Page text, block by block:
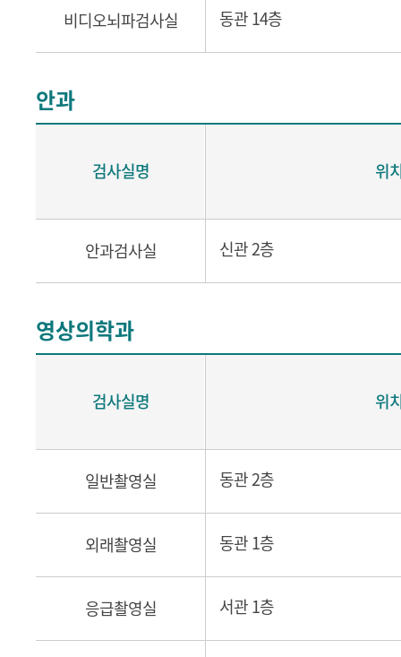
비디오뇌파검사실 동관 14층
안과
검사실명 위
안과검사실 신관 2층
영상의학과
검사실명 위
일반촬영실 동관 2층
외래촬영실 동관 1층
응급촬영실 서관 1층